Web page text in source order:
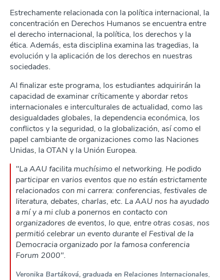
Estrechamente relacionada con la política internacional, la
concentración en Derechos Humanos se encuentra entre
el derecho internacional, la política, los derechos y la
ética. Además, esta disciplina examina las tragedias, la
evolución y la aplicación de los derechos en nuestras
sociedades.
Al finalizar este programa, los estudiantes adquirirán la
capacidad de examinar críticamente y abordar retos
internacionales e interculturales de actualidad, como las
desigualdades globales, la dependencia económica, los
conflictos y la seguridad, o la globalización, así como el
papel cambiante de organizaciones como las Naciones
Unidas, la OTAN y la Unión Europea.
"La AAU facilita muchísimo el networking. He podido
participar en varios eventos que no están estrictamente
relacionados con mi carrera: conferencias, festivales de
literatura, debates, charlas, etc. La AAU nos ha ayudado
a mí y a mi club a ponernos en contacto con
organizadores de eventos, lo que, entre otras cosas, nos
permitió celebrar un evento durante el Festival de la
Democracia organizado por la famosa conferencia
Forum 2000".
Veronika Bartáková, graduada en Relaciones Internacionales,